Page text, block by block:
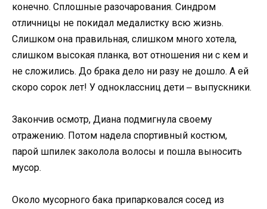
конечно. Сплошные разочарования. Синдром
отличницы не покидал медалистку всю жизнь.
Слишком она правильная, слишком много хотела,
слишком высокая планка, вот отношения ни с кем и
не сложились. До брака дело ни разу не дошло. А ей
скоро сорок лет! У одноклассниц дети ‒ выпускники.
Закончив осмотр, Диана подмигнула своему
отражению. Потом надела спортивный костюм,
парой шпилек заколола волосы и пошла выносить
мусор.
Около мусорного бака припарковался сосед из